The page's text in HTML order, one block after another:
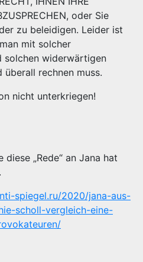
oder Sie
zu beleidigen. Leider ist
mit solcher
solchen widerwärtigen
überall rechnen muss.
nicht unterkriegen!
„Rede“ an Jana hat
spiegel.ru/2020/jana-aus-
scholl-vergleich-eine-